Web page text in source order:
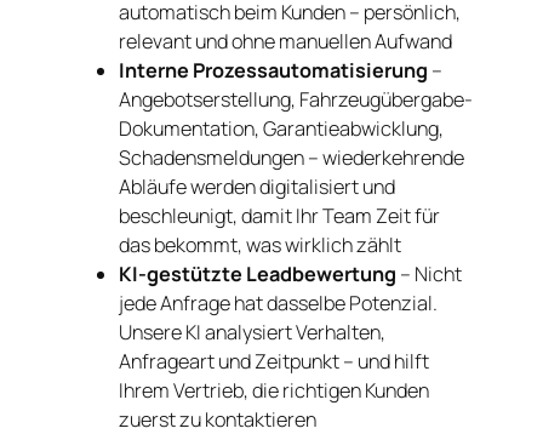
automatisch beim Kunden – persönlich,
relevant und ohne manuellen Aufwand
Interne Prozessautomatisierung –
Angebotserstellung, Fahrzeugübergabe-
Dokumentation, Garantieabwicklung,
Schadensmeldungen – wiederkehrende
Abläufe werden digitalisiert und
beschleunigt, damit Ihr Team Zeit für
das bekommt, was wirklich zählt
KI-gestützte Leadbewertung – Nicht
jede Anfrage hat dasselbe Potenzial.
Unsere KI analysiert Verhalten,
Anfrageart und Zeitpunkt – und hilft
Ihrem Vertrieb, die richtigen Kunden
zuerst zu kontaktieren